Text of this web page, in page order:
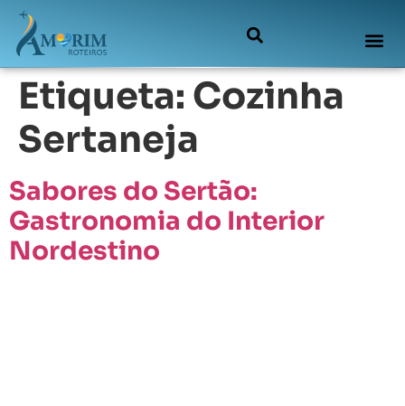
Etiqueta: Cozinha
Sertaneja
Sabores do Sertão:
Gastronomia do Interior
Nordestino